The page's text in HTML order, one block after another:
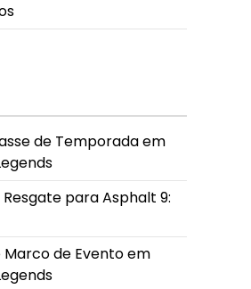
de Temporada em
para Asphalt 9:
Marco de Evento em